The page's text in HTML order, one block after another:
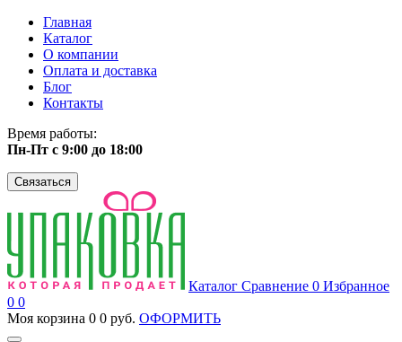
Главная
Каталог
О компании
Оплата и доставка
Блог
Контакты
Время работы:
Пн-Пт с 9:00 до 18:00
Связаться
Каталог Сравнение 0 Избранное
0 0
Моя корзина 0 0 руб. ОФОРМИТЬ